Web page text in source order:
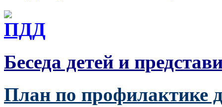
Беседа детей и
План по профилактике